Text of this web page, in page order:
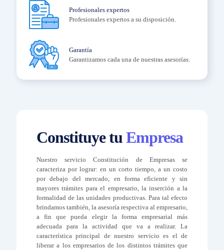
Profesionales expertos
Profesionales expertos a su disposición.
Garantía
Garantizamos cada una de nuestras asesorías.
Constituye tuEmpresa
Nuestro servicio Constitución de Empresas se
caracteriza por lograr: en un corto tiempo, a un costo
por debajo del mercado, en forma eficiente y sin
mayores trámites para el empresario, la inserción a la
formalidad de las unidades productivas. Para tal efecto
brindamos también, la asesoría respectiva al empresario,
a fin que pueda elegir la forma empresarial más
adecuada para la actividad que va a realizar. La
característica principal de nuestro servicio es el de
liberar a los empresarios de los distintos trámites que